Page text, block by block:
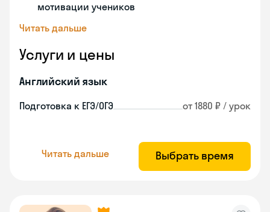
мотивации учеников
Читать дальше
Услуги и цены
Английский язык
Подготовка к ЕГЭ/ОГЭ от 1880 ₽ / урок
Читать дальше Выбрать время